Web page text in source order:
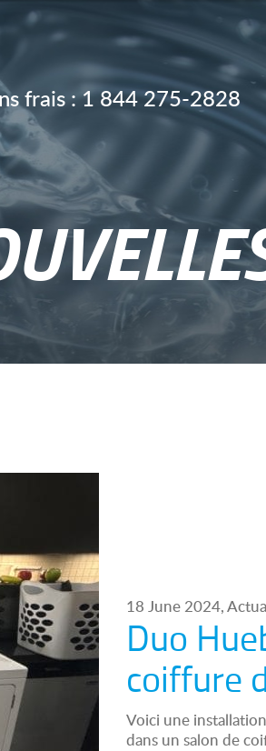
frais :1 844 275-2828
18 June 2024,
Duo
coiffure
Voici une
dans un salon de